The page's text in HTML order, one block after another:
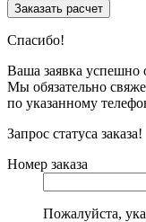
Спасибо!
Ваша заявка успешно
Мы обязательно
по указанному
Запрос статуса заказа!
Номер заказа
Пожалуйста,